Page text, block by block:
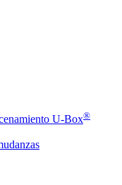
U-Box®